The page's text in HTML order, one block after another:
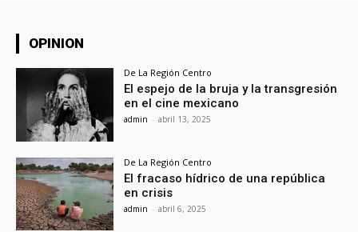
OPINION
De La Región Centro
El espejo de la bruja y la transgresión
en el cine mexicano
admin - abril 13, 2025
De La Región Centro
El fracaso hídrico de una república
en crisis
admin - abril 6, 2025